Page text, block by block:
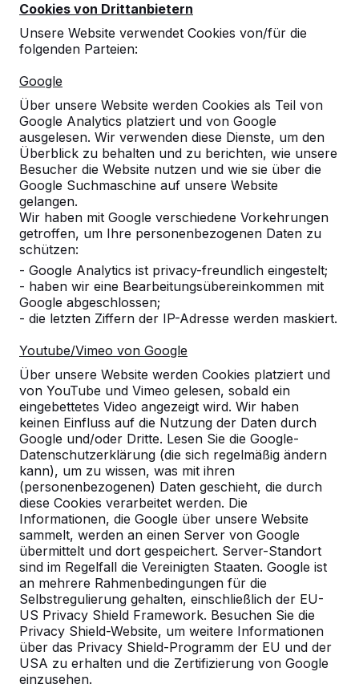
Cookies von Drittanbietern
Unsere Website verwendet Cookies von/für die
folgenden Parteien:
Google
Über unsere Website werden Cookies als Teil von
Google Analytics platziert und von Google
ausgelesen. Wir verwenden diese Dienste, um den
Überblick zu behalten und zu berichten, wie unsere
Besucher die Website nutzen und wie sie über die
Google Suchmaschine auf unsere Website
gelangen.
Wir haben mit Google verschiedene Vorkehrungen
getroffen, um Ihre personenbezogenen Daten zu
schützen:
- Google Analytics ist privacy-freundlich eingestelt;
- haben wir eine Bearbeitungsübereinkommen mit
Google abgeschlossen;
- die letzten Ziffern der IP-Adresse werden maskiert.
Youtube/Vimeo von Google
Über unsere Website werden Cookies platziert und
von YouTube und Vimeo gelesen, sobald ein
eingebettetes Video angezeigt wird. Wir haben
keinen Einfluss auf die Nutzung der Daten durch
Google und/oder Dritte. Lesen Sie die Google-
Datenschutzerklärung (die sich regelmäßig ändern
kann), um zu wissen, was mit ihren
(personenbezogenen) Daten geschieht, die durch
diese Cookies verarbeitet werden. Die
Informationen, die Google über unsere Website
sammelt, werden an einen Server von Google
übermittelt und dort gespeichert. Server-Standort
sind im Regelfall die Vereinigten Staaten. Google ist
an mehrere Rahmenbedingungen für die
Selbstregulierung gehalten, einschließlich der EU-
US Privacy Shield Framework. Besuchen Sie die
Privacy Shield-Website, um weitere Informationen
über das Privacy Shield-Programm der EU und der
USA zu erhalten und die Zertifizierung von Google
einzusehen.
Referenzen
Unsere Produkte finden Sie in ganz Europa
und darüber hinaus. Sehen Sie hier, wo Sie
ein HeBlad-Produkt in Ihrer Nähe finden.
Produkt
Alles anzeigen
Kategorie
Alles anzeigen
Ort oder Postleitzahl suchen
Kontakt